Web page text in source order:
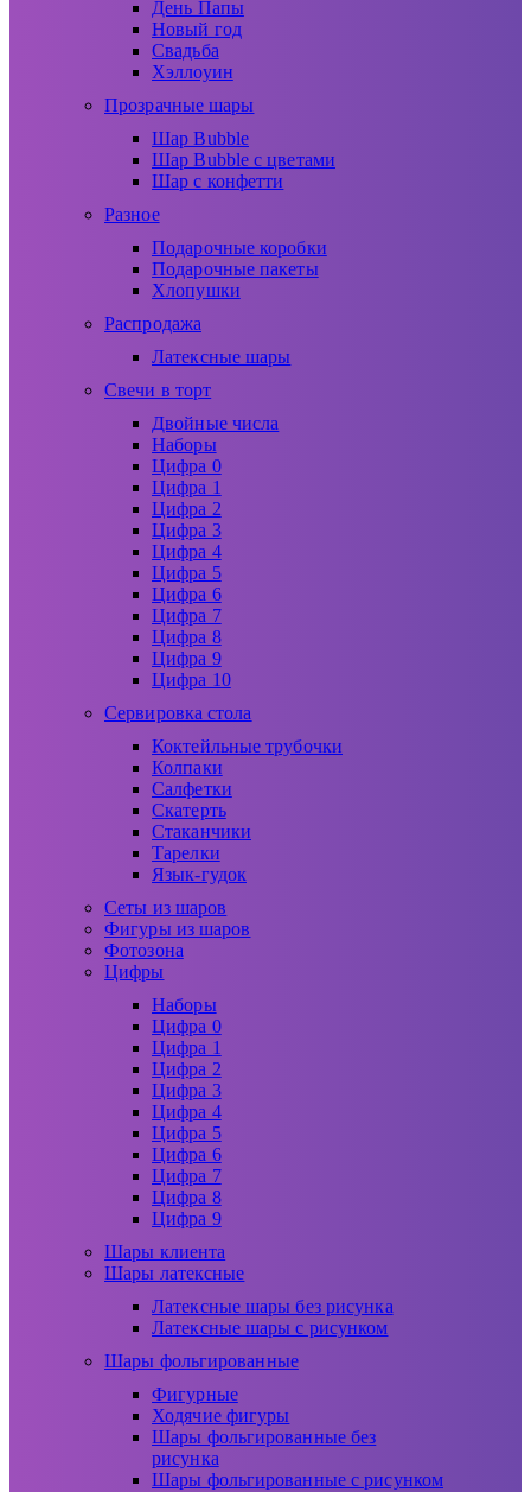
День Папы
Новый год
Свадьба
Хэллоуин
Прозрачные шары
Шар Bubble
Шар Bubble с цветами
Шар с конфетти
Разное
Подарочные коробки
Подарочные пакеты
Хлопушки
Распродажа
Латексные шары
Свечи в торт
Двойные числа
Наборы
Цифра 0
Цифра 1
Цифра 2
Цифра 3
Цифра 4
Цифра 5
Цифра 6
Цифра 7
Цифра 8
Цифра 9
Цифра 10
Сервировка стола
Коктейльные трубочки
Колпаки
Салфетки
Скатерть
Стаканчики
Тарелки
Язык-гудок
Сеты из шаров
Фигуры из шаров
Фотозона
Цифры
Наборы
Цифра 0
Цифра 1
Цифра 2
Цифра 3
Цифра 4
Цифра 5
Цифра 6
Цифра 7
Цифра 8
Цифра 9
Шары клиента
Шары латексные
Латексные шары без рисунка
Латексные шары с рисунком
Шары фольгированные
Фигурные
Ходячие фигуры
Шары фольгированные без
рисунка
Шары фольгированные с рисунком